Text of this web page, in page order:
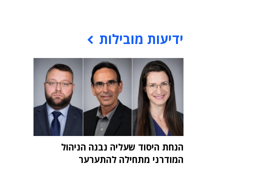
ידיעות מובילות
הנחת היסוד שעליה נבנה הניהול
המודרני מתחילה להתערער